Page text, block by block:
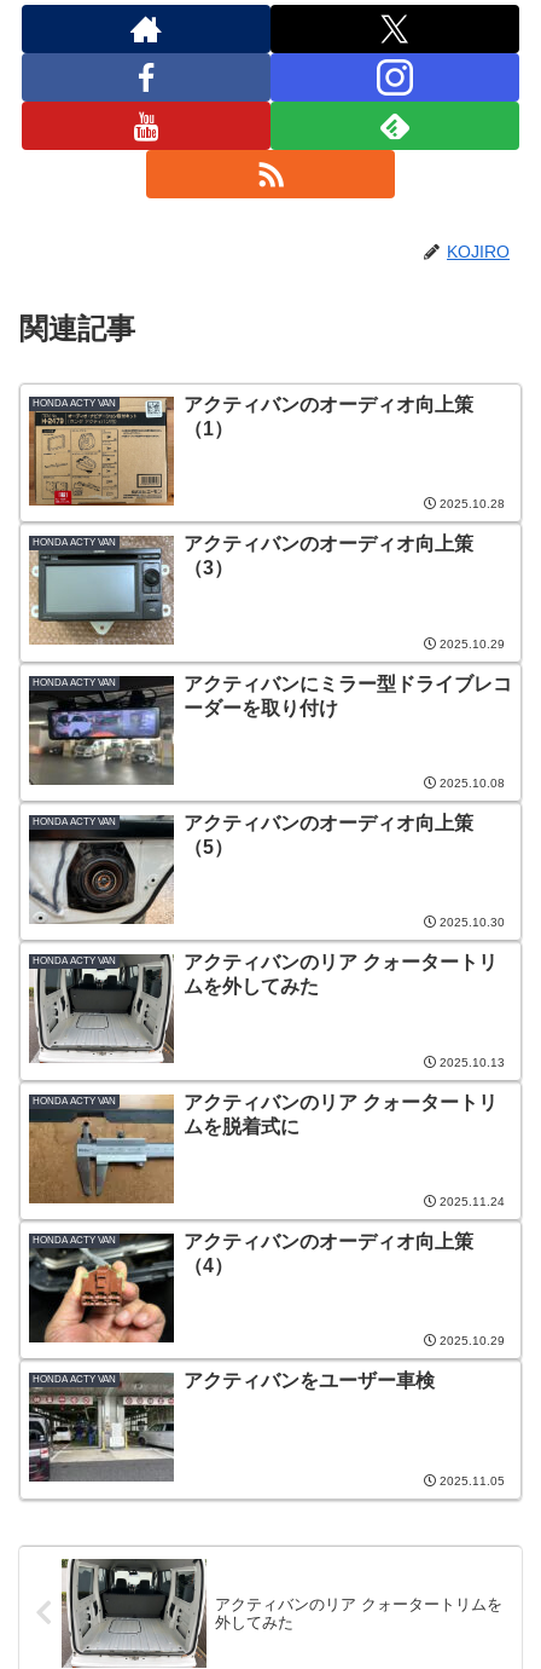
KOJIRO
関連記事
HONDA ACTY VAN
アクティバンのオーディオ向上策
（1）
2025.10.28
HONDA ACTY VAN
アクティバンのオーディオ向上策
（3）
2025.10.29
HONDA ACTY VAN
アクティバンにミラー型ドライブレコ
ーダーを取り付け
2025.10.08
HONDA ACTY VAN
アクティバンのオーディオ向上策
（5）
2025.10.30
HONDA ACTY VAN
アクティバンのリア クォータートリ
ムを外してみた
2025.10.13
HONDA ACTY VAN
アクティバンのリア クォータートリ
ムを脱着式に
2025.11.24
HONDA ACTY VAN
アクティバンのオーディオ向上策
（4）
2025.10.29
HONDA ACTY VAN アクティバンをユーザー車検
2025.11.05
アクティバンのリア クォータートリムを
外してみた